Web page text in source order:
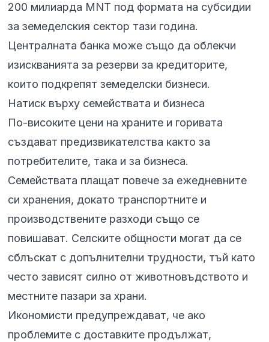
200 милиарда MNT под формата на субсидии
за земеделския сектор тази година.
Централната банка може също да облекчи
изискванията за резерви за кредиторите,
които подкрепят земеделски бизнеси.
Натиск върху семействата и бизнеса
По-високите цени на храните и горивата
създават предизвикателства както за
потребителите, така и за бизнеса.
Семействата плащат повече за ежедневните
си хранения, докато транспортните и
производствените разходи също се
повишават. Селските общности могат да се
сблъскат с допълнителни трудности, тъй като
често зависят силно от животновъдството и
местните пазари за храни.
Икономисти предупреждават, че ако
проблемите с доставките продължат,